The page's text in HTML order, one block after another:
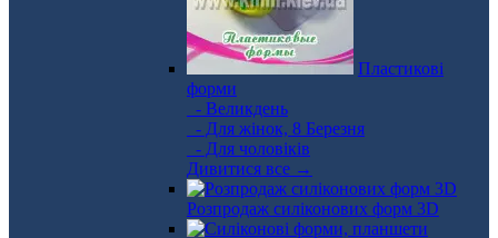
Пластикові
форми
- Великдень
- Для жінок, 8 Березня
- Для чоловіків
Дивитися все →
Розпродаж силіконових форм 3D